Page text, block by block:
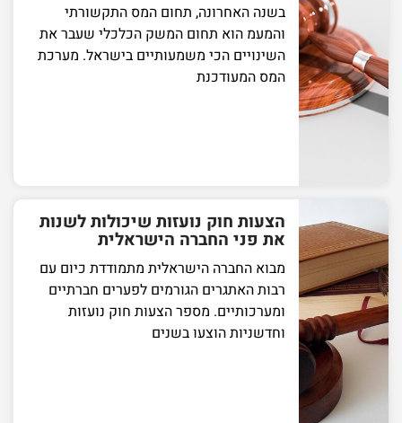
בשנה האחרונה, תחום המס התקשורתי
והמעמ הוא תחום המשק הכלכלי שעבר את
השינויים הכי משמעותיים בישראל. מערכת
המס המעודכנת
הצעות חוק נועזות שיכולות לשנות
את פני החברה הישראלית
מבוא החברה הישראלית מתמודדת כיום עם
רבות האתגרים הגורמים לפערים חברתיים
ומערכותיים. מספר הצעות חוק נועזות
וחדשניות הוצעו בשנים